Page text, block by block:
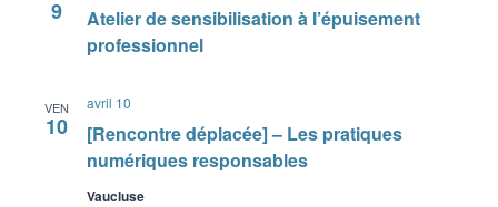
9
Atelier de sensibilisation à l’épuisement
professionnel
VEN
10
[Rencontre déplacée] – Les pratiques
numériques responsables
avril 10
Vaucluse